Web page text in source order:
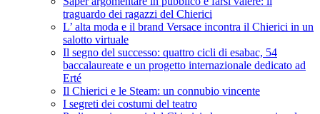
traguardo dei ragazzi del Chierici
L’ alta moda e il brand Versace incontra il Chierici in un
salotto virtuale
Il segno del successo: quattro cicli di esabac, 54
baccalaureate e un progetto internazionale dedicato ad
Erté
Il Chierici e le Steam: un connubio vincente
I segreti dei costumi del teatro